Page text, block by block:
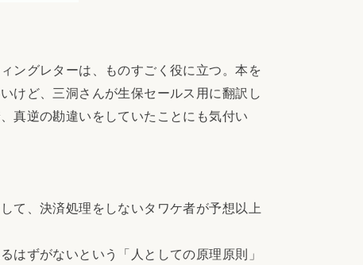
ングレターは、ものすごく役に立つ。本を
けど、三洞さんが生保セールス用に翻訳し
真逆の勘違いをしていたことにも気付い
て、決済処理をしないタワケ者が予想以上
ずがないという「人としての原理原則」